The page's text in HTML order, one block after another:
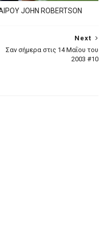
JOHN ROBERTSON
Next
Σαν σήμερα στις 14 Μαΐου του
2003 #10